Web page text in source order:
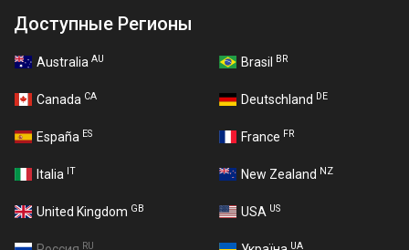
Доступные Регионы
Australia AU Brasil BR
Canada CA Deutschland DE
España ES France FR
Italia IT New Zealand NZ
United Kingdom GB USA US
RU UA